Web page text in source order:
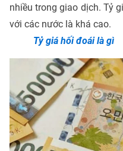
nhiều trong giao dịch. Tỷ
với các nước là khá cao.
Tỷ giá hối đoái là gì